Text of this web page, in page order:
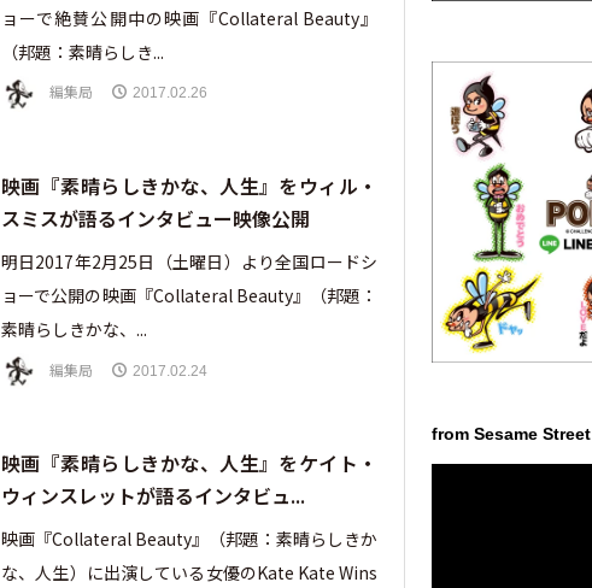
ョーで絶賛公開中の映画『Collateral Beauty』
（邦題：素晴らしき...
編集局 2017.02.26
映画『素晴らしきかな、人生』をウィル・
スミスが語るインタビュー映像公開
明日2017年2月25日（土曜日）より全国ロードシ
ョーで公開の映画『Collateral Beauty』（邦題：
素晴らしきかな、...
編集局 2017.02.24
映画『素晴らしきかな、人生』をケイト・
ウィンスレットが語るインタビュ...
映画『Collateral Beauty』（邦題：素晴らしきか
な、人生）に出演している女優のKate Kate Wins
from Sesame Street